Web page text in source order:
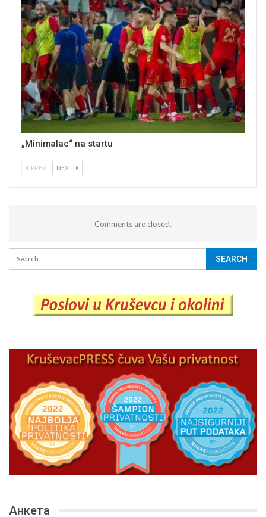
„Minimalac“ na startu
PREV NEXT
Comments are closed.
Анкета